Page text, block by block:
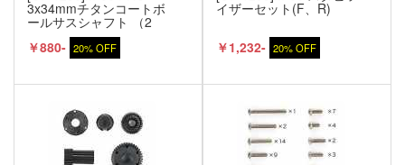
3x34mmチタンコートボ
ールサスシャフト （2
￥880- 20% OFF
イザーセット(F、R)
￥1,232- 20% OFF